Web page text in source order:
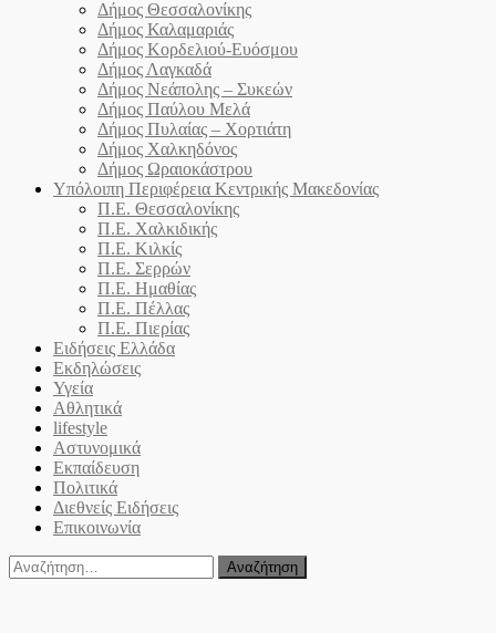
Δήμος Θεσσαλονίκης
Δήμος Καλαμαριάς
Δήμος Κορδελιού-Ευόσμου
Δήμος Λαγκαδά
Δήμος Νεάπολης – Συκεών
Δήμος Παύλου Μελά
Δήμος Πυλαίας – Χορτιάτη
Δήμος Χαλκηδόνος
Δήμος Ωραιοκάστρου
Υπόλοιπη Περιφέρεια Κεντρικής Μακεδονίας
Π.Ε. Θεσσαλονίκης
Π.Ε. Χαλκιδικής
Π.Ε. Κιλκίς
Π.Ε. Σερρών
Π.Ε. Ημαθίας
Π.Ε. Πέλλας
Π.Ε. Πιερίας
Ειδήσεις Ελλάδα
Εκδηλώσεις
Υγεία
Αθλητικά
lifestyle
Αστυνομικά
Εκπαίδευση
Πολιτικά
Διεθνείς Ειδήσεις
Επικοινωνία
Αναζήτηση
για: